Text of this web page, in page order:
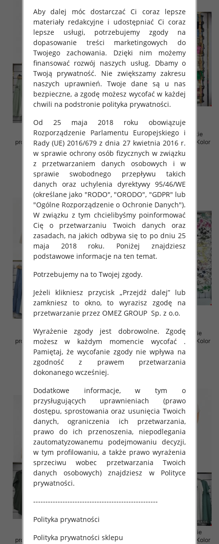
Spódnice damskie (Włoskie
produkt) Roz Standard, Mix Kolor
Paczka 5 szt
38.00 zł
szczegóły
Spódnice damskie (Włoskie
produkt) Roz Standard, Mix Kolor
Paczka 5 szt
35.00 zł
szczegóły
Spódnice damskie (Włoskie
produkt) Roz Standard, Mix Kolor
Paczka 5 szt
35.00 zł
szczegóły
Sukienki damskie (Włoskie
produkt) Roz Standard, Mix Kolor
Paczka 5 szt
35.00 zł
produkt) Roz Standard, Mix Kolor
Sukienki damskie (Włoskie
produkt) Roz Standard, Mix Kolor
Aby dalej móc dostarczać Ci coraz lepsze
materiały redakcyjne i udostępniać Ci coraz
lepsze usługi, potrzebujemy zgody na
dopasowanie treści marketingowych do
Twojego zachowania. Dzięki nim możemy
finansować rozwój naszych usług. Dbamy o
Twoją prywatność. Nie zwiększamy zakresu
naszych uprawnień. Twoje dane są u nas
bezpieczne, a zgodę możesz wycofać w każdej
chwili na podstronie polityka prywatności.
Od 25 maja 2018 roku obowiązuje
Rozporządzenie Parlamentu Europejskiego i
Rady (UE) 2016/679 z dnia 27 kwietnia 2016 r.
w sprawie ochrony osób fizycznych w związku
z przetwarzaniem danych osobowych i w
sprawie swobodnego przepływu takich
danych oraz uchylenia dyrektywy 95/46/WE
(określane jako "RODO", "ORODO", "GDPR" lub
"Ogólne Rozporządzenie o Ochronie Danych").
W związku z tym chcielibyśmy poinformować
Cię o przetwarzaniu Twoich danych oraz
zasadach, na jakich odbywa się to po dniu 25
maja 2018 roku. Poniżej znajdziesz
podstawowe informacje na ten temat.
Potrzebujemy na to Twojej zgody.
Jeżeli klikniesz przycisk „Przejdź dalej” lub
zamkniesz to okno, to wyrazisz zgodę na
przetwarzanie przez OMEZ GROUP Sp. z o.o.
Wyrażenie zgody jest dobrowolne. Zgodę
możesz w każdym momencie wycofać .
Pamiętaj, że wycofanie zgody nie wpływa na
zgodność z prawem przetwarzania
dokonanego wcześniej.
Dodatkowe informacje, w tym o
przysługujących uprawnieniach (prawo
dostępu, sprostowania oraz usunięcia Twoich
danych, ograniczenia ich przetwarzania,
prawo do ich przenoszenia, niepodlegania
zautomatyzowanemu podejmowaniu decyzji,
w tym profilowaniu, a także prawo wyrażenia
sprzeciwu wobec przetwarzania Twoich
danych osobowych) znajdziesz w Polityce
prywatności.
---------------------------------------------------
Polityka prywatności
Polityka prywatności sklepu